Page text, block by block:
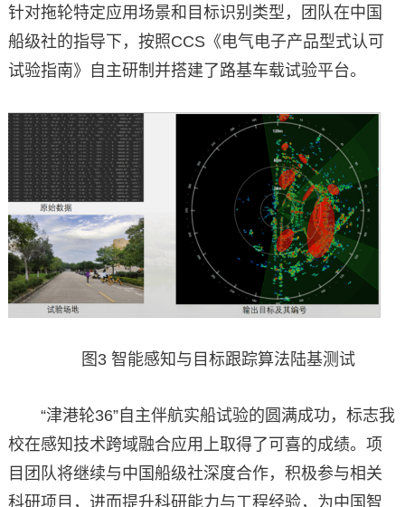
针对拖轮特定应用场景和目标识别类型，团队在中国
船级社的指导下，按照CCS《电气电子产品型式认可
试验指南》自主研制并搭建了路基车载试验平台。
图3 智能感知与目标跟踪算法陆基测试
“津港轮36”自主伴航实船试验的圆满成功，标志我
校在感知技术跨域融合应用上取得了可喜的成绩。项
目团队将继续与中国船级社深度合作，积极参与相关
科研项目，进而提升科研能力与工程经验，为中国智